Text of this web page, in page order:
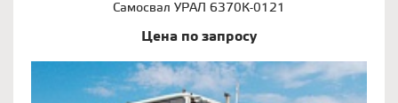
Самосвал УРАЛ 6370К-0121
Цена по запросу